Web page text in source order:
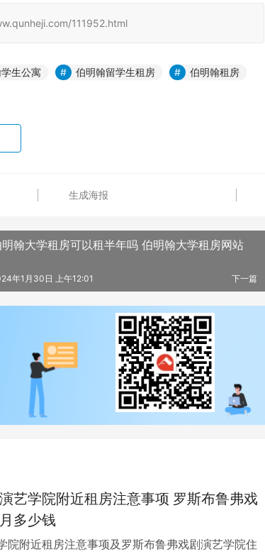
111952.html
生公寓 伯明翰留学生租房
伯明翰租房
生成海报
翰大学租房可以租半年吗 伯明翰大学租房网站
下一篇
年1月30日 上午12:01
艺学院附近租房注意事项 罗斯布鲁弗戏
多少钱
院附近租房注意事项及罗斯布鲁弗戏剧演艺学院住